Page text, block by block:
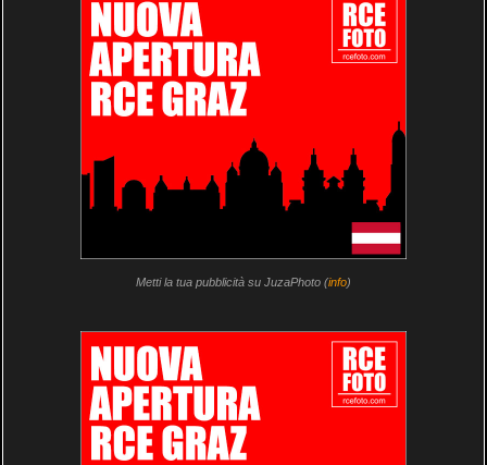
Metti la tua pubblicità su JuzaPhoto (info)